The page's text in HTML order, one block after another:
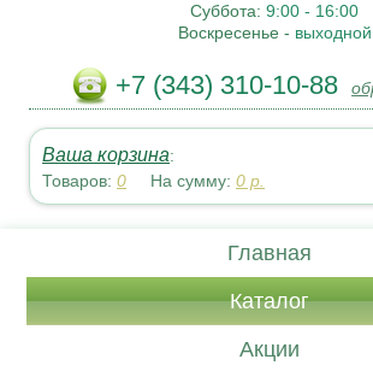
Суббота:9:00 - 16:00
Воскресенье - выходной
+7 (343) 310-10-88
Ваша корзина:
Товаров:0 На сумму:0 р.
Главная
Каталог
Акции